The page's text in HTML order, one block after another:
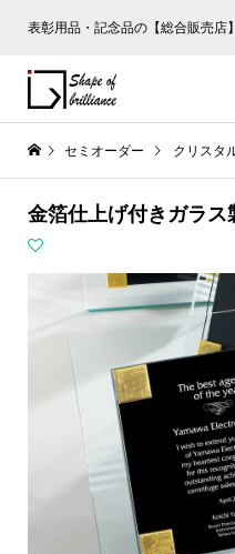
表彰用品・記念品の【総合販売店
セミオーダー クリスタ
金箔仕上げ付きガラ